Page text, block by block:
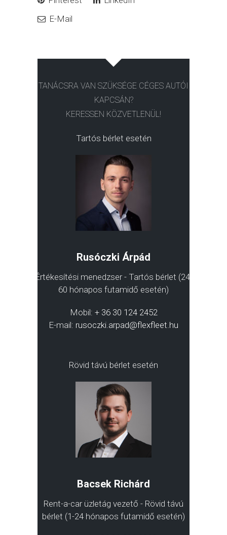
E-Mail
TANÁCSRA VAN SZÜKSÉGE CÉGES AUTÓI
KAPCSÁN?
KERESSEN KÖZVETLENÜL!
Tartós bérlet esetén
Rusóczki Árpád
Értékesítési menedzser - Tartós bérlet (24-
60 hónapos futamidő esetén)
Mobil: + 36 30 124 2452
E-mail: rusoczki.arpad@flexfleet.hu
Rövid távú bérlet esetén
Bacsek Richárd
Rent-a-car üzletág vezető - Rövid távú
bérlet (1-24 hónapos futamidő esetén)